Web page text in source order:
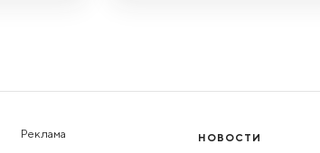
Реклама НОВОСТИ